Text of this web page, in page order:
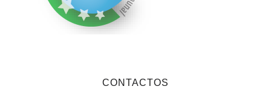
CONTACTOS